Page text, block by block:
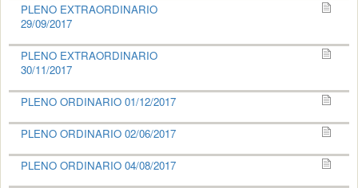
PLENO EXTRAORDINARIO
29/09/2017
PLENO EXTRAORDINARIO
30/11/2017
PLENO ORDINARIO 01/12/2017
PLENO ORDINARIO 02/06/2017
PLENO ORDINARIO 04/08/2017